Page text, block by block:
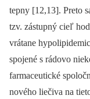
tepny [12,13]. Preto
tzv. zástupný cieľ
vrátane
spojené s rádovo
farmaceutické
nového liečiva na